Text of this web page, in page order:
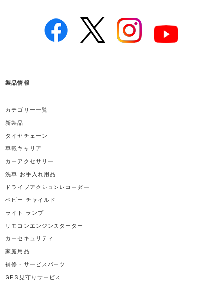
製品情報
カテゴリー一覧
新製品
タイヤチェーン
車載キャリア
カーアクセサリー
洗車 お手入れ用品
ドライブアクションレコーダー
ベビー チャイルド
ライト ランプ
リモコンエンジンスターター
カーセキュリティ
家庭用品
補修・サービスパーツ
GPS見守りサービス